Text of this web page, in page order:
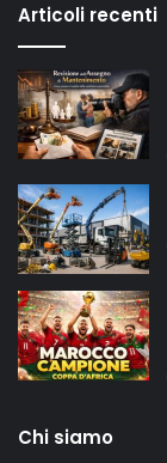
Articoli recenti
Chi siamo